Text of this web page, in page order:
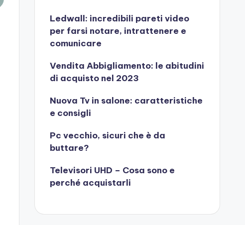
Ledwall: incredibili pareti video
per farsi notare, intrattenere e
comunicare
Vendita Abbigliamento: le abitudini
di acquisto nel 2023
Nuova Tv in salone: caratteristiche
e consigli
Pc vecchio, sicuri che è da
buttare?
Televisori UHD – Cosa sono e
perché acquistarli